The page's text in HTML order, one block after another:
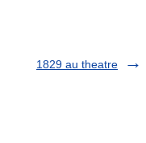
1829 au theatre